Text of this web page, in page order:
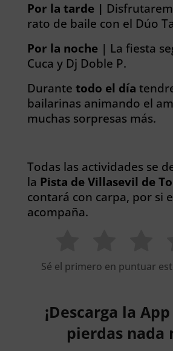
Por la tarde |
rato de baile con el Dúo
Por la noche| La fiesta
Cuca y Dj Doble P.
Durante todo el día
bailarinas animando el
muchas sorpresas más.
Todas las actividades se
la Pista de Villasevil de
contará con carpa, por si
acompaña.
Sé el primero en puntuar
¡Descarga la
pierdas nada